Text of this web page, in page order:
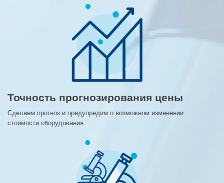
Точность прогнозирования цены
Сделаем прогноз и предупредим о возможном изменении
стоимости оборудования.